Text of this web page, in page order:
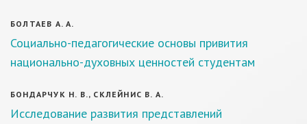
БОЛТАЕВ А. А.
Социально-педагогические основы привития
национально-духовных ценностей студентам
БОНДАРЧУК Н. В., СКЛЕЙНИС В. А.
Исследование развития представлений